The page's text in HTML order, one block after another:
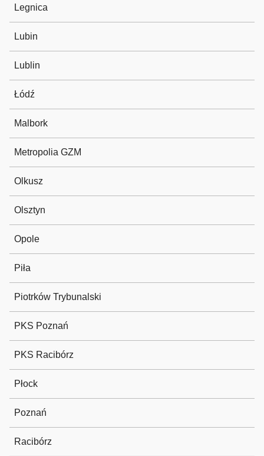
Legnica
Lubin
Lublin
Łódź
Malbork
Metropolia GZM
Olkusz
Olsztyn
Opole
Piła
Piotrków Trybunalski
PKS Poznań
PKS Racibórz
Płock
Poznań
Racibórz